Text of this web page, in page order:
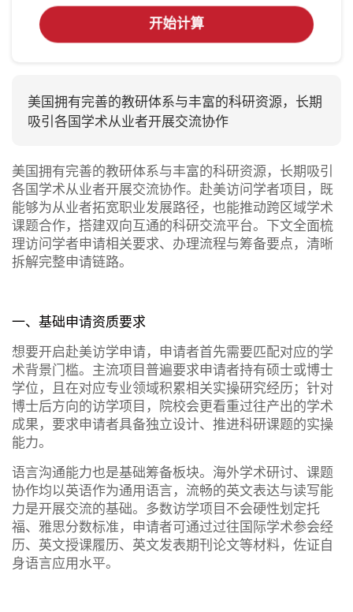
开始计算
美国拥有完善的教研体系与丰富的科研资源，长期
吸引各国学术从业者开展交流协作
美国拥有完善的教研体系与丰富的科研资源，长期吸引
各国学术从业者开展交流协作。赴美访问学者项目，既
能够为从业者拓宽职业发展路径，也能推动跨区域学术
课题合作，搭建双向互通的科研交流平台。下文全面梳
理访问学者申请相关要求、办理流程与筹备要点，清晰
拆解完整申请链路。
一、基础申请资质要求
想要开启赴美访学申请，申请者首先需要匹配对应的学
术背景门槛。主流项目普遍要求申请者持有硕士或博士
学位，且在对应专业领域积累相关实操研究经历；针对
博士后方向的访学项目，院校会更看重过往产出的学术
成果，要求申请者具备独立设计、推进科研课题的实操
能力。
语言沟通能力也是基础筹备板块。海外学术研讨、课题
协作均以英语作为通用语言，流畅的英文表达与读写能
力是开展交流的基础。多数访学项目不会硬性划定托
福、雅思分数标准，申请者可通过过往国际学术参会经
历、英文授课履历、英文发表期刊论文等材料，佐证自
身语言应用水平。